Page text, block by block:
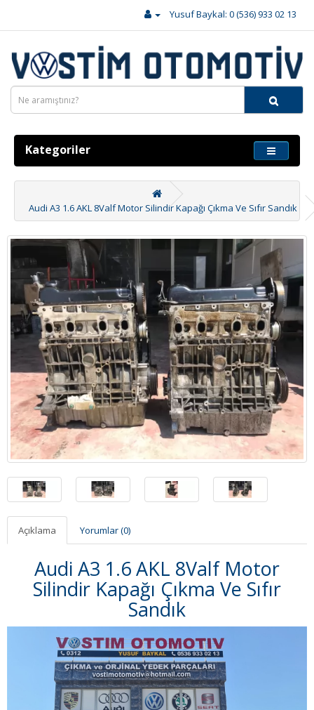
Yusuf Baykal: 0 (536) 933 02 13
Kategoriler
Audi A3 1.6 AKL 8Valf Motor Silindir Kapağı Çıkma Ve Sıfır Sandık
Açıklama Yorumlar (0)
Audi A3 1.6 AKL 8Valf Motor
Silindir Kapağı Çıkma Ve Sıfır
Sandık